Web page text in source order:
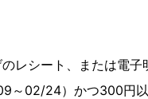
レシート、または電
～02/24）かつ300円